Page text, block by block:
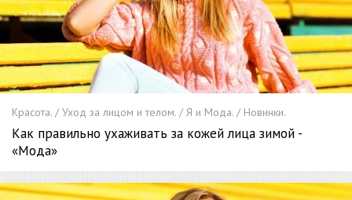
Красота. / Уход за лицом и телом. / Я и Мода. / Новинки.
Как правильно ухаживать за кожей лица зимой -
«Мода»